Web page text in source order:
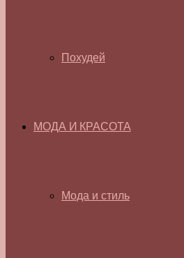
Похудей
МОДА И КРАСОТА
Мода и стиль